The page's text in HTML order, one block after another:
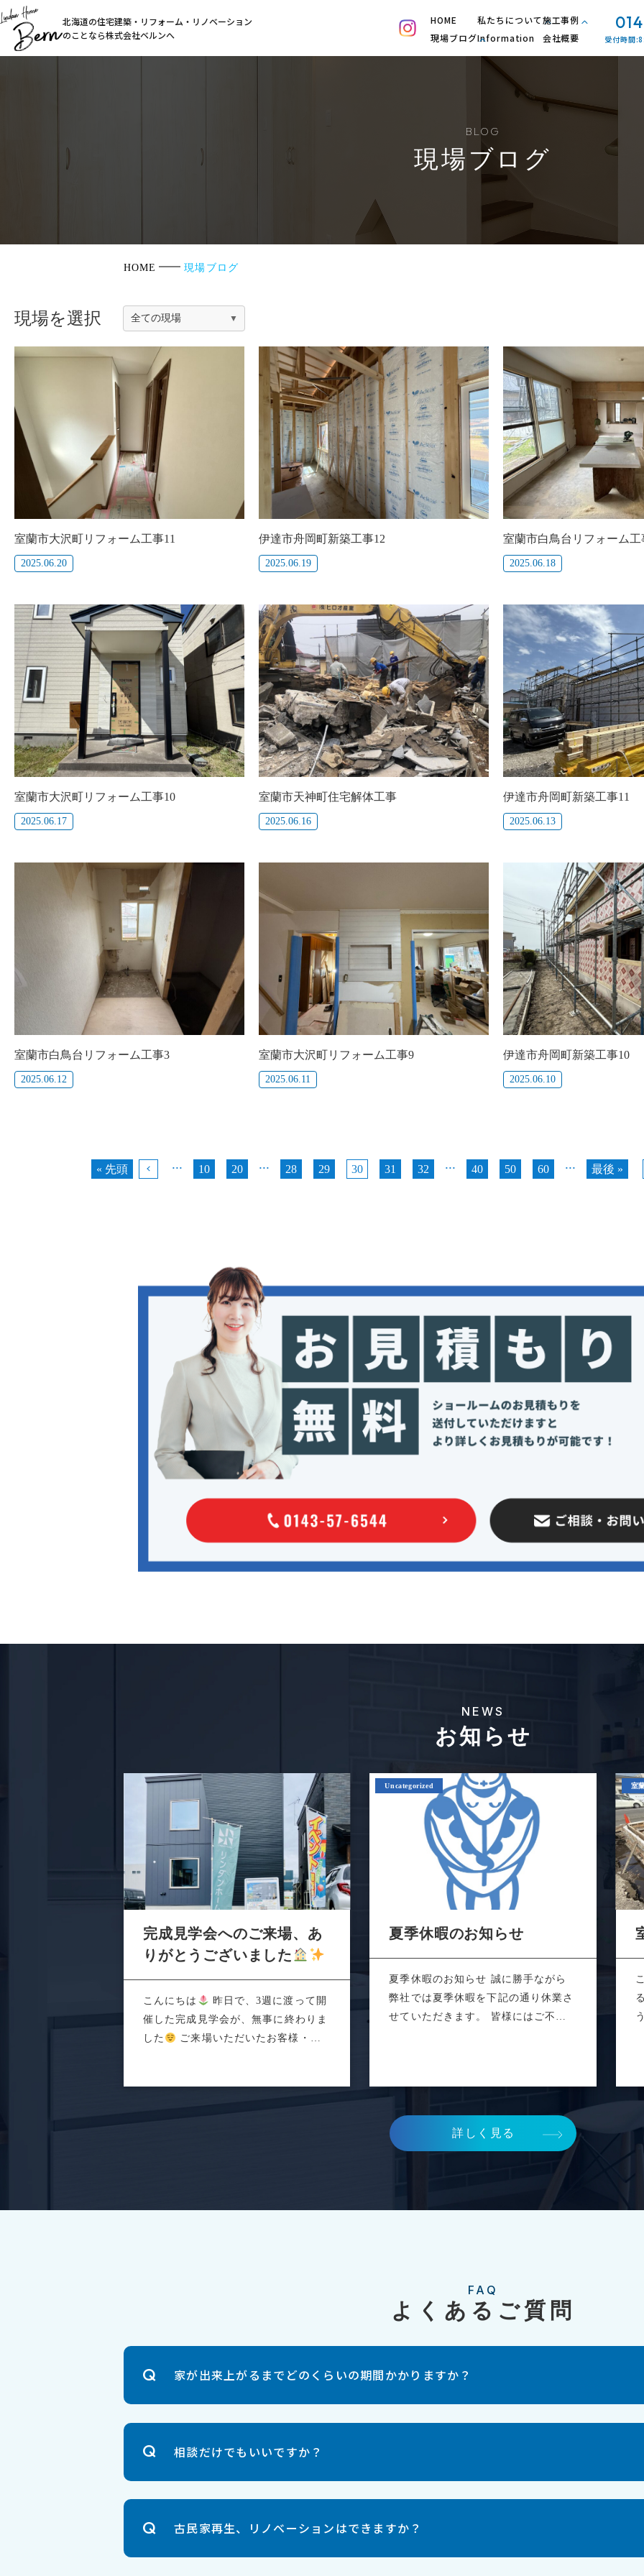
北海道の住宅建築・リフォーム・リノベーション
のことなら株式会社ベルンへ
HOME
現場ブログ
私たちについて
Information
施工事例
会社概要
受付時間
BLOG
現場ブログ
HOME 現場ブログ
現場を選択
室蘭市大沢町リフォーム工事11
2025.06.20
伊達市舟岡町新築工事12
2025.06.19
室蘭市白鳥台リフォーム工
2025.06.18
室蘭市大沢町リフォーム工事10
2025.06.17
室蘭市天神町住宅解体工事
2025.06.16
伊達市舟岡町新築工事11
2025.06.13
室蘭市白鳥台リフォーム工事3
2025.06.12
室蘭市大沢町リフォーム工事9
2025.06.11
伊達市舟岡町新築工事10
2025.06.10
« 先頭 « ... 10 20 ... 28 29 30 31 32 ... 40 50 60 ... 最後 »
NEWS
お知らせ
完成見学会へのご来場、あ
りがとうございました
こんにちは
昨日で、3週に渡って開
催した完成見学会が、無事に終わりま
した
ご来場いただいたお客様・関
Uncategorized
夏季休暇のお知らせ
夏季休暇のお知らせ 誠に勝手ながら
弊社では夏季休暇を下記の通り休業さ
せていただきます。 皆様にはご不便
室
詳しく見る
FAQ
よくあるご質問
家が出来上がるまでどのくらいの期間かかりますか？
相談だけでもいいですか？
古民家再生、リノベーションはできますか？